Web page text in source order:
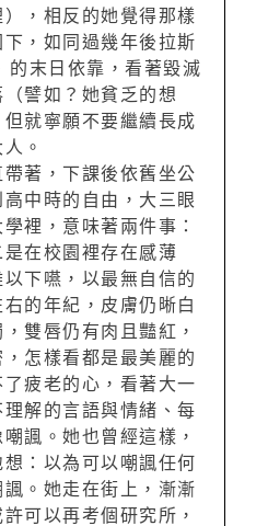
），相反的她覺得那樣
，如同過幾年後拉斯
末日依靠，看著毀滅
譬如？她貧乏的想
就寧願不要繼續長成
。
著，下課後依舊坐公
中時的自由，大三眼
裡，意味著兩件事：
在校園裡存在感薄
下嚥，以最無自信的
的年紀，皮膚仍晰白
雙唇仍有肉且豔紅，
怎樣看都是最美麗的
疲老的心，看著大一
解的言語與情緒、每
諷。她也曾經這樣，
：以為可以嘲諷任何
。她走在街上，漸漸
可以再考個研究所，